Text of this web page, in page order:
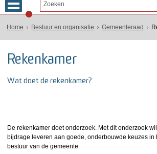
Home Bestuur en organisatie Gemeenteraad
Rekenkamer
Wat doet de rekenkamer?
De rekenkamer doet onderzoek. Met dit onderzoek
bijdrage leveren aan goede, onderbouwde keuzes in
bestuur van de gemeente.